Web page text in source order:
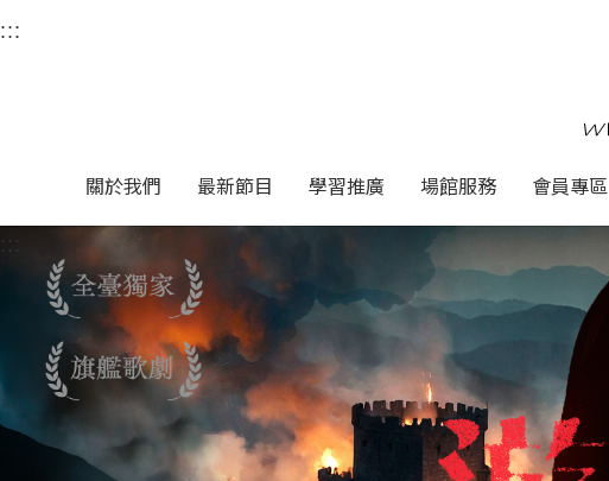
衛武營國家藝術文化中心
中央內容區塊，為本頁主要內容區。
:::
關於我們 最新節目 學習推廣 場館服務 會員專區
::: 中央內容區塊，為本頁主要內容區。